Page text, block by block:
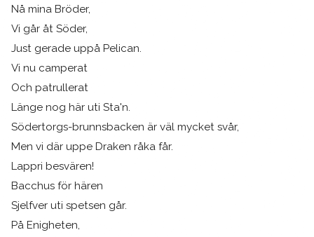
Nå mina Bröder,
Vi går åt Söder,
Just gerade uppå Pelican.
Vi nu camperat
Och patrullerat
Länge nog här uti Sta'n.
Södertorgs-brunnsbacken är väl mycket svår,
Men vi där uppe Draken råka får.
Lappri besvären!
Bacchus för hären
Sjelfver uti spetsen går.
På Enigheten,